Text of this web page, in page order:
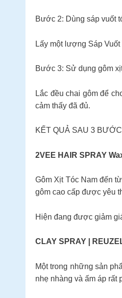
Bước 2: Dùng sáp vuốt
Lấy một lượng Sáp
Bước 3: Sử dụng gôm
Lắc đều chai gôm để
cảm thấy đã đủ.
KẾT QUẢ SAU 3
2VEE HAIR SPRAY
Gôm Xịt Tóc Nam đến
gôm cao cấp được yêu
Hiện đang được giảm
CLAY SPRAY |
Một trong những sản
nhẹ nhàng và ấm áp rất